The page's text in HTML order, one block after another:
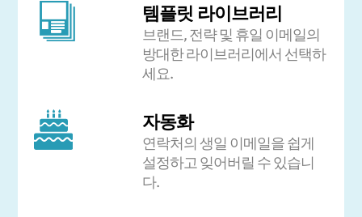
템플릿 라이브러리
브랜드, 전략 및 휴일 이메일의
방대한 라이브러리에서 선택하
세요.
자동화
연락처의 생일 이메일을 쉽게
설정하고 잊어버릴 수 있습니
다.